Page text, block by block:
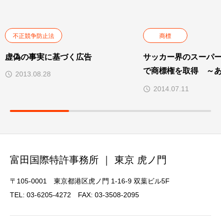
不正競争防止法
虚偽の事実に基づく広告
2013.08.28
商標
サッカー界のスーパ
で商標権を取得 ～
本で商標権を取得し
2014.07.11
富田国際特許事務所 ｜ 東京 虎ノ門
〒105-0001 東京都港区虎ノ門 1-16-9 双葉ビル5F
TEL: 03-6205-4272 FAX: 03-3508-2095